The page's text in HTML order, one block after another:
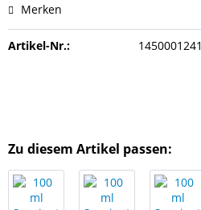
Merken
Artikel-Nr.: 1450001241
Zu diesem Artikel passen: